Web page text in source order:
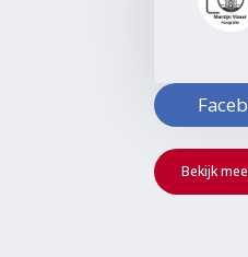
Bekijk